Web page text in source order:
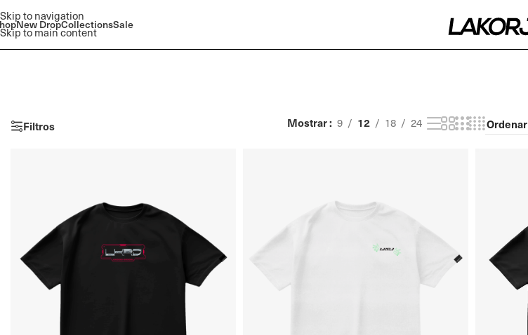
Skip to navigation
Skip to main content
New DropCollectionsSale
Filtros Mostrar 9 12 18 24